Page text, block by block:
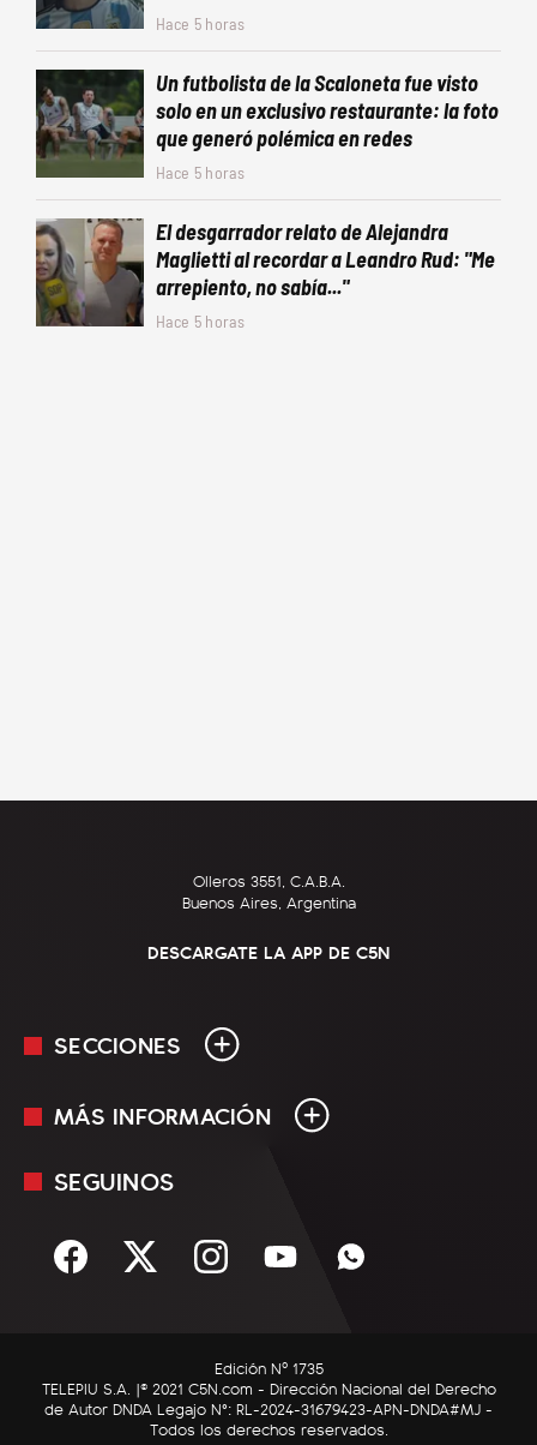
Hace 5 horas
Un futbolista de la Scaloneta fue visto
solo en un exclusivo restaurante: la foto
que generó polémica en redes
Hace 5 horas
El desgarrador relato de Alejandra
Maglietti al recordar a Leandro Rud: "Me
arrepiento, no sabía..."
Hace 5 horas
Olleros 3551, C.A.B.A.
Buenos Aires, Argentina
DESCARGATE LA APP DE C5N
SECCIONES
En Vivo
Sociedad
C5N Autos
RatingCero
MÁS INFORMACIÓN
Mediakit
Términos y condiciones
SEGUINOS
Edición Nº 1735
TELEPIU S.A. |© 2021 C5N.com - Dirección Nacional del Derecho
de Autor DNDA Legajo N°: RL-2024-31679423-APN-DNDA#MJ -
Todos los derechos reservados.